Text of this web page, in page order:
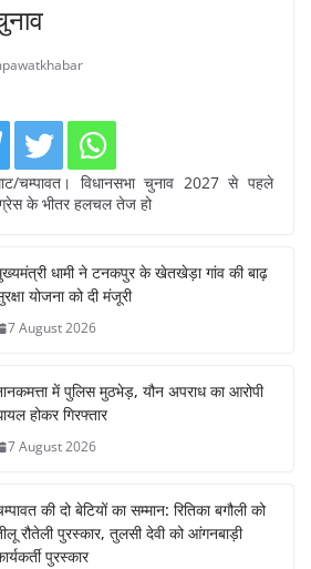
चम्पावत। विधानसभा चुनाव 2027 से पहले
के भीतर हलचल तेज हो
धामी ने टनकपुर के खेतखेड़ा गांव की बाढ़
योजना को दी मंजूरी
7 August 2026
में पुलिस मुठभेड़, यौन अपराध का आरोपी
होकर गिरफ्तार
7 August 2026
की दो बेटियों का सम्मान: रितिका बगौली को
रौतेली पुरस्कार, तुलसी देवी को आंगनबाड़ी
पुरस्कार